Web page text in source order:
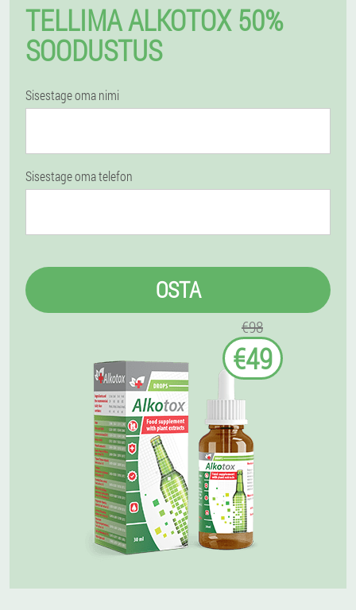
TELLIMA ALKOTOX 50%
SOODUSTUS
Sisestage oma nimi
Sisestage oma telefon
OSTA
€98
€49